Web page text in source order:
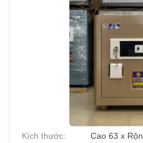
Kích thước:
Cao 63 x